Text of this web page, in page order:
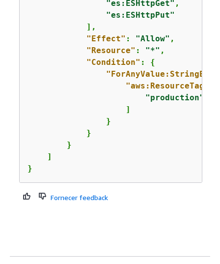
"es:ESHttpGet" ,
"es:ESHttpPut"
            ],
"Effect" : "Allow" ,
"Resource" : "*" ,
"Condition" : {
"aws:ResourceTag/
"production"
                    ]
                }
            }
        }
    ]
}
Fornecer feedback